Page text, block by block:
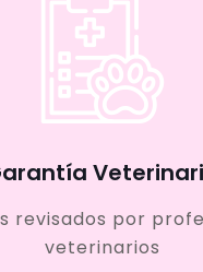
revisados por
veterinarios